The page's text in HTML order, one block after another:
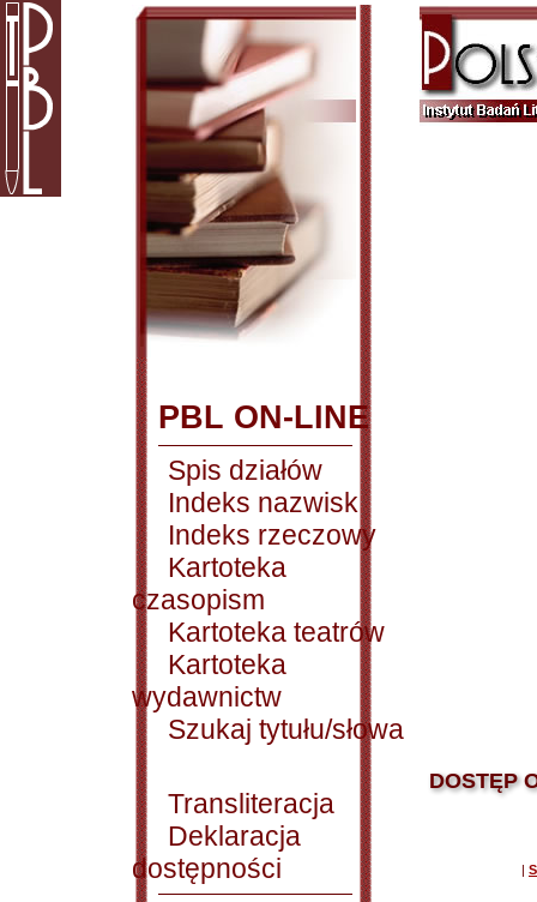
PBL ON-LINE
Spis działów
Indeks nazwisk
Indeks rzeczowy
Kartoteka
czasopism
Kartoteka teatrów
Kartoteka
wydawnictw
Szukaj tytułu/słowa
Transliteracja
Deklaracja
dostępności
DOSTĘP
|